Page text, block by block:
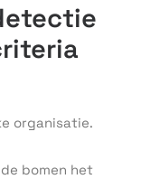
organisatie.
bomen het